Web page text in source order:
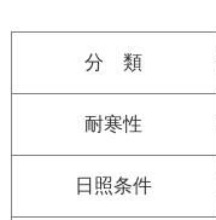
分 類
耐寒性
日照条件